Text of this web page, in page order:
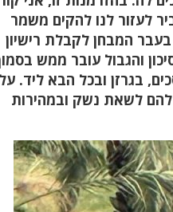
לעזור לנו להקים משמר
המבחן לקבלת רישיון
והגבול עובר ממש
בגרזן ובכל הבא ליד. על
להם לשאת נשק ובמהירות